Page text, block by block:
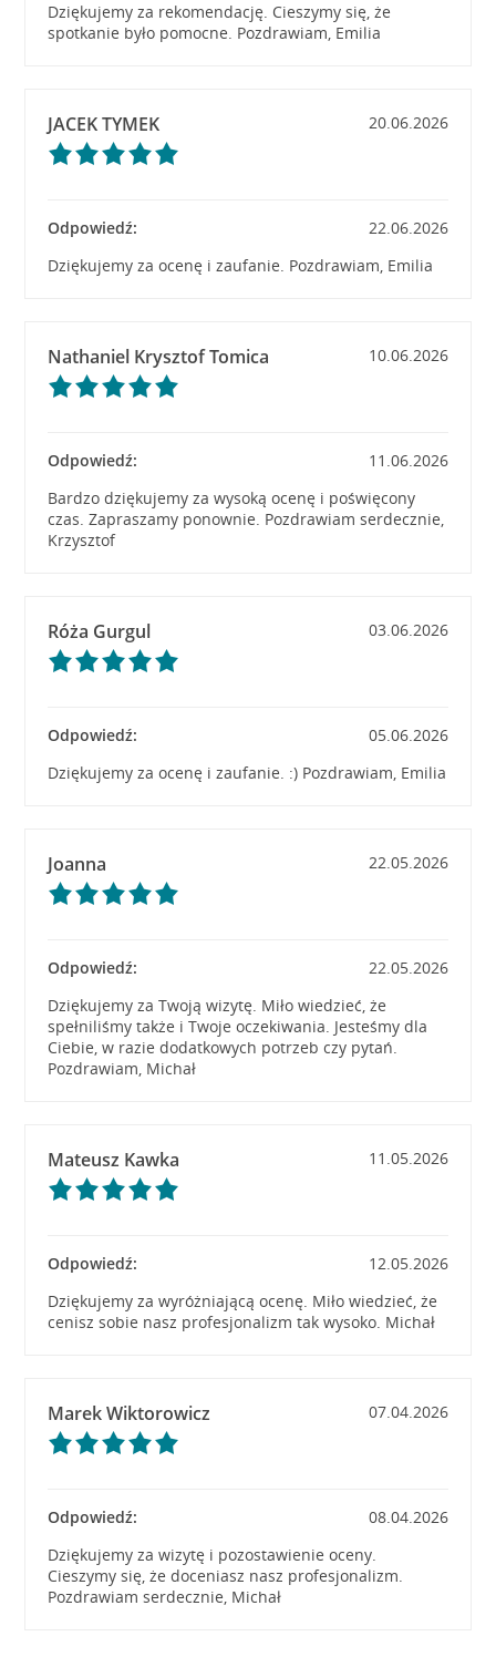
Dziękujemy za rekomendację. Cieszymy się, że
spotkanie było pomocne. Pozdrawiam, Emilia
JACEK TYMEK 20.06.2026
Odpowiedź:
22.06.2026
Dziękujemy za ocenę i zaufanie. Pozdrawiam, Emilia
Nathaniel Krysztof Tomica 10.06.2026
Odpowiedź:
11.06.2026
Bardzo dziękujemy za wysoką ocenę i poświęcony
czas. Zapraszamy ponownie. Pozdrawiam serdecznie,
Krzysztof
Róża Gurgul 03.06.2026
Odpowiedź:
05.06.2026
Dziękujemy za ocenę i zaufanie. :) Pozdrawiam, Emilia
Joanna 22.05.2026
Odpowiedź:
22.05.2026
Dziękujemy za Twoją wizytę. Miło wiedzieć, że
spełniliśmy także i Twoje oczekiwania. Jesteśmy dla
Ciebie, w razie dodatkowych potrzeb czy pytań.
Pozdrawiam, Michał
Mateusz Kawka 11.05.2026
Odpowiedź:
12.05.2026
Dziękujemy za wyróżniającą ocenę. Miło wiedzieć, że
cenisz sobie nasz profesjonalizm tak wysoko. Michał
Marek Wiktorowicz 07.04.2026
Odpowiedź:
08.04.2026
Dziękujemy za wizytę i pozostawienie oceny.
Cieszymy się, że doceniasz nasz profesjonalizm.
Pozdrawiam serdecznie, Michał